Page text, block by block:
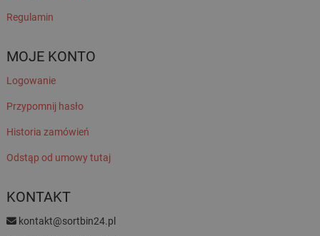
Regulamin
MOJE KONTO
Logowanie
Przypomnij hasło
Historia zamówień
Odstąp od umowy tutaj
KONTAKT
kontakt@sortbin24.pl